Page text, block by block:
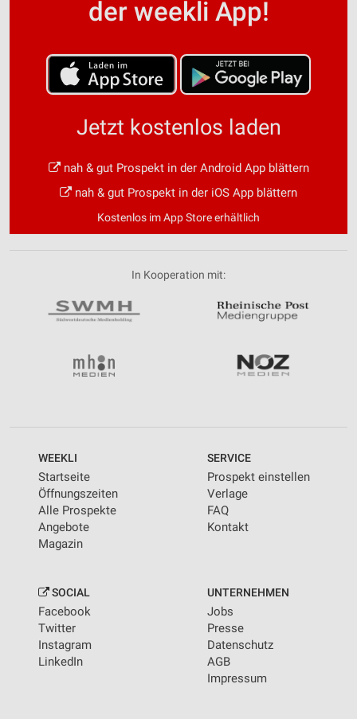
der weekli App!
Jetzt kostenlos laden
nah & gut Prospekt in der Android App blättern
nah & gut Prospekt in der iOS App blättern
Kostenlos im App Store erhältlich
In Kooperation mit:
WEEKLI
Startseite
Öffnungszeiten
Alle Prospekte
Angebote
Magazin
SERVICE
Prospekt einstellen
Verlage
FAQ
Kontakt
SOCIAL
Facebook
Twitter
Instagram
LinkedIn
UNTERNEHMEN
Jobs
Presse
Datenschutz
AGB
Impressum